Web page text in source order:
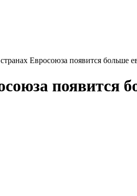
Евросоюза появится больше
появится